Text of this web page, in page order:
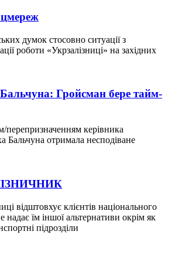
думок стосовно ситуації з
роботи «Укрзалізниці» на західних
Гройсман бере тайм-
перепризначенням керівника
Бальчуна отримала несподіване
відштовхує клієнтів національного
надає їм іншої альтернативи окрім як
підрозділи